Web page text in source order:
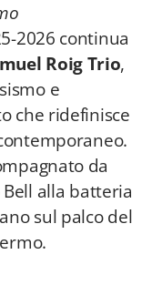
2026 continua
Roig Trio,
e
che ridefinisce
da
alla batteria
sul palco del